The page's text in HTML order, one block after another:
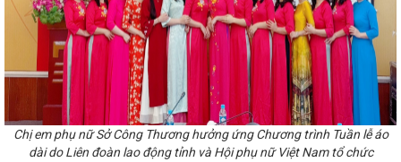
sát 5 nhóm vấn đề theo chỉ đạo
Kết nối tiêu thụ, đưa sản phẩm Hà
động lực phát triển nhanh và bền
nghiệp thứ 3 trong năm 2025
động hợp tác đào tạo và phát triển
Công Thương
Sở Công Thương
Trạm 110kV Nghi Xuân
Ông
ngành Công Thương Hà Tĩnh
Đại hội Chi bộ điểm
Chủ tịch
chính sách ở Hương Sơn
Chị em phụ nữ Sở Công Thương hưởng ứng Chương trình Tuần lễ áo
dài do Liên đoàn lao động tỉnh và Hội phụ nữ Việt Nam tổ chức